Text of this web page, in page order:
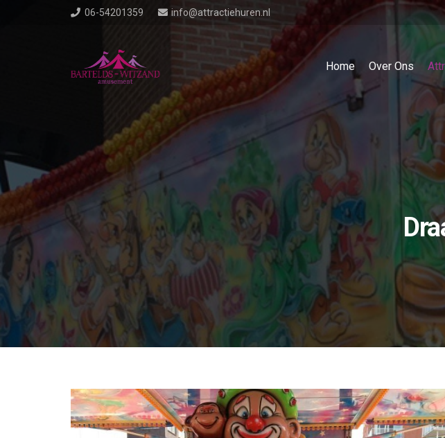
06-54201359 info@attractiehuren.nl
Home Over Ons